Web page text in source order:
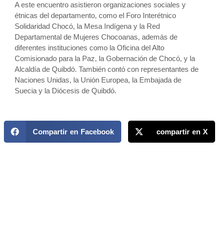
A este encuentro asistieron organizaciones sociales y
étnicas del departamento, como el Foro Interétnico
Solidaridad Chocó, la Mesa Indígena y la Red
Departamental de Mujeres Chocoanas, además de
diferentes instituciones como la Oficina del Alto
Comisionado para la Paz, la Gobernación de Chocó, y la
Alcaldía de Quibdó. También contó con representantes de
Naciones Unidas, la Unión Europea, la Embajada de
Suecia y la Diócesis de Quibdó.
Compartir en Facebook compartir en X